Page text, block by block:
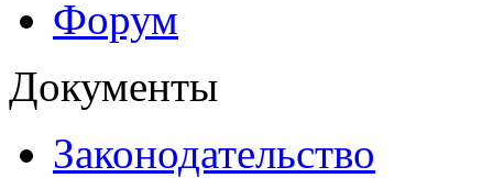
Форум
Документы
Законодательство